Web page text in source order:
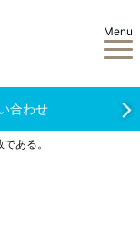
Menu
合わせ
ある。